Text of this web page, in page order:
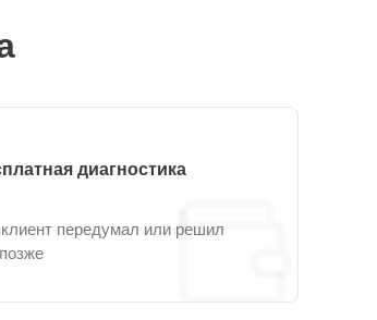
диагностика
передумал или решил